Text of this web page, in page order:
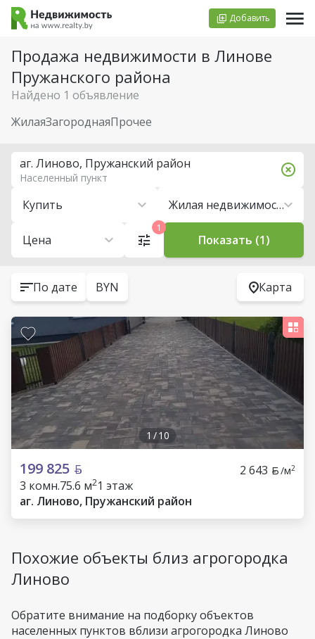
Добавить
Продажа недвижимости в Линове
Пружанского района
Найдено 1 объявление
ЖилаяЗагороднаяПрочее
Купить Жилая недвижимость
Цена
аг. Линово, Пружанский район
Населенный пункт
1
Показать (1)
По дате BYN Карта
1 /10
199 825 2 643 /м2
3 комн.75.6 м21 этаж
аг. Линово, Пружанский район
Похожие объекты близ агрогородка
Линово
Обратите внимание на подборку объектов
населенных пунктов вблизи агрогородка Линово